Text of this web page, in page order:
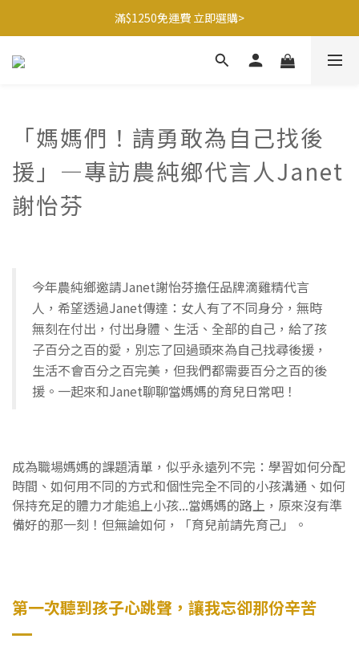
滿$1250免運費 立即選購>
滿$1250免運費 立即選購>
父親節送健康 禮盒$1080起 >
滿$1250免運費 立即選購>
「媽媽們！請勇敢為自己找後
援」—專訪農純鄉代言人Janet
謝怡芬
今年農純鄉邀請Janet謝怡芬擔任品牌滴雞精代言
人，希望透過Janet傳達：女人有了不同身分，無時
無刻在付出，付出身體、生活、全部的自己，給了孩
子百分之百的愛，別忘了回過頭來為自己找尋後援，
生活不會百分之百完美，但我們都需要百分之百的後
援。一起來和Janet聊聊當媽媽的育兒日常吧！
成為職場媽媽的課題清單，似乎永遠列不完：學習如何分配
時間、如何用不同的方式和個性完全不同的小孩溝通、如何
保持充足的體力才能追上小孩...當媽媽的路上，原來沒有準
備好的那一刻！但無論如何，「育兒前請先育己」。
第一次聽到孩子心跳聲，讓我忘卻那份辛苦